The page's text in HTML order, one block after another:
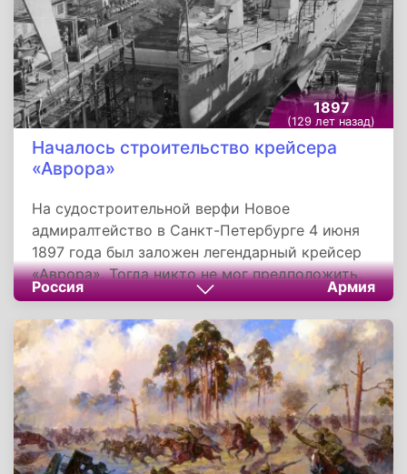
государственной и муниципальной власти
обязаны вывешивать флаги страны над
своими зданиями.
1897
(129 лет назад)
Началось строительство крейсера
«Аврора»
На судостроительной верфи Новое
адмиралтейство в Санкт-Петербурге 4 июня
1897 года был заложен легендарный крейсер
«Аврора». Тогда никто не мог предположить,
что корабль сыграет одну из важнейших
ролей в российской истории, дав сигнал в
октябре 1917 года началу штурма Зимнего
дворца, а также примет участие в трех
войнах XX века - Русско-японской, Первой
мировой и Великой Отечественной.
Россия Армия